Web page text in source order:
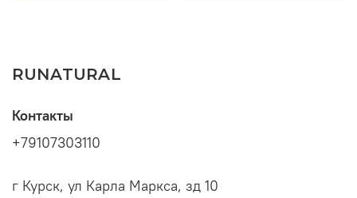
RUNATURAL
Контакты
+79107303110
г Курск, ул Карла Маркса, зд 10